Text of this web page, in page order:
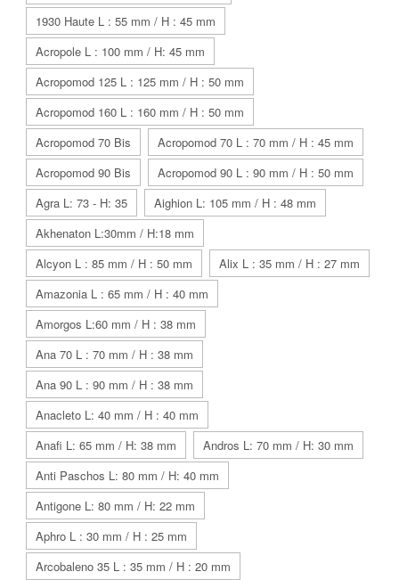
1930 Haute L : 55 mm / H : 45 mm
Acropole L : 100 mm / H: 45 mm
Acropomod 125 L : 125 mm / H : 50 mm
Acropomod 160 L : 160 mm / H : 50 mm
Acropomod 70 Bis
Acropomod 70 L : 70 mm / H : 45 mm
Acropomod 90 Bis
Acropomod 90 L : 90 mm / H : 50 mm
Agra L: 73 - H: 35
Aighion L: 105 mm / H : 48 mm
Akhenaton L:30mm / H:18 mm
Alcyon L : 85 mm / H : 50 mm
Alix L : 35 mm / H : 27 mm
Amazonia L : 65 mm / H : 40 mm
Amorgos L:60 mm / H : 38 mm
Ana 70 L : 70 mm / H : 38 mm
Ana 90 L : 90 mm / H : 38 mm
Anacleto L: 40 mm / H : 40 mm
Anafi L: 65 mm / H: 38 mm
Andros L: 70 mm / H: 30 mm
Anti Paschos L: 80 mm / H: 40 mm
Antigone L: 80 mm / H: 22 mm
Aphro L : 30 mm / H : 25 mm
Arcobaleno 35 L : 35 mm / H : 20 mm